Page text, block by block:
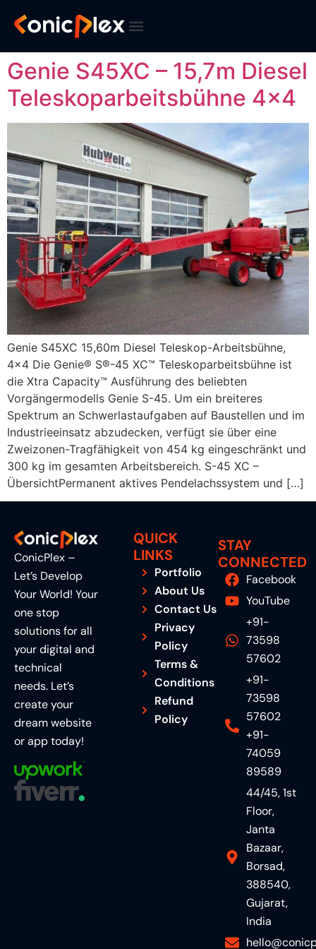
Genie S45XC – 15,7m Diesel
Teleskoparbeitsbühne 4×4
Genie S45XC 15,60m Diesel Teleskop-Arbeitsbühne,
4×4 Die Genie® S®-45 XC™ Teleskoparbeitsbühne ist
die Xtra Capacity™ Ausführung des beliebten
Vorgängermodells Genie S-45. Um ein breiteres
Spektrum an Schwerlastaufgaben auf Baustellen und im
Industrieeinsatz abzudecken, verfügt sie über eine
Zweizonen-Tragfähigkeit von 454 kg eingeschränkt und
300 kg im gesamten Arbeitsbereich. S-45 XC –
ÜbersichtPermanent aktives Pendelachssystem und […]
ConicPlex –
Let’s Develop
Your World! Your
one stop
solutions for all
your digital and
technical
needs. Let’s
create your
dream website
or app today!
QUICK
LINKS
Portfolio
About Us
Contact Us
Privacy
Policy
Terms &
Conditions
Refund
Policy
STAY
CONNECTED
Facebook
YouTube
+91-
73598
57602
+91-
73598
57602
+91-
74059
89589
44/45, 1st
Floor,
Janta
Bazaar,
Borsad,
388540,
Gujarat,
India